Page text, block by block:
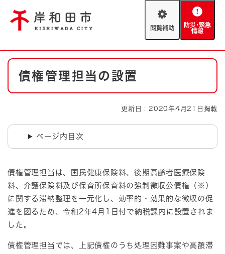
閲
助
防
緊
やさしい日本語
背景色変更 白 黒 青
とじる
防災・緊急情報 救急・消防
ハザードマップ AED設置箇所
本
債権管理担当の設置
更新日：2020年4月21日掲載
ページ内目次
債権管理担当は、国民健康保険料、後期高齢者医療保険
料、介護保険料及び保育所保育料の強制徴収公債権（※）
に関する滞納整理を一元化し、効率的・効果的な徴収の促
進を図るため、令和2年4月1日付で納税課内に設置されま
した。
債権管理担当では、上記債権のうち処理困難事案や高額滞